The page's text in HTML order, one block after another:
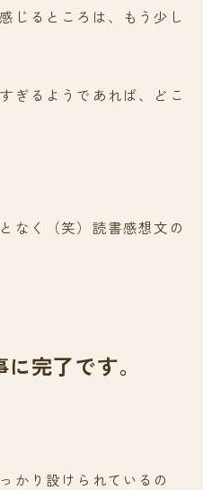
じるところは、もう少し
ぎるようであれば、どこ
なく（笑）読書感想文の
完了です。
かり設けられているの